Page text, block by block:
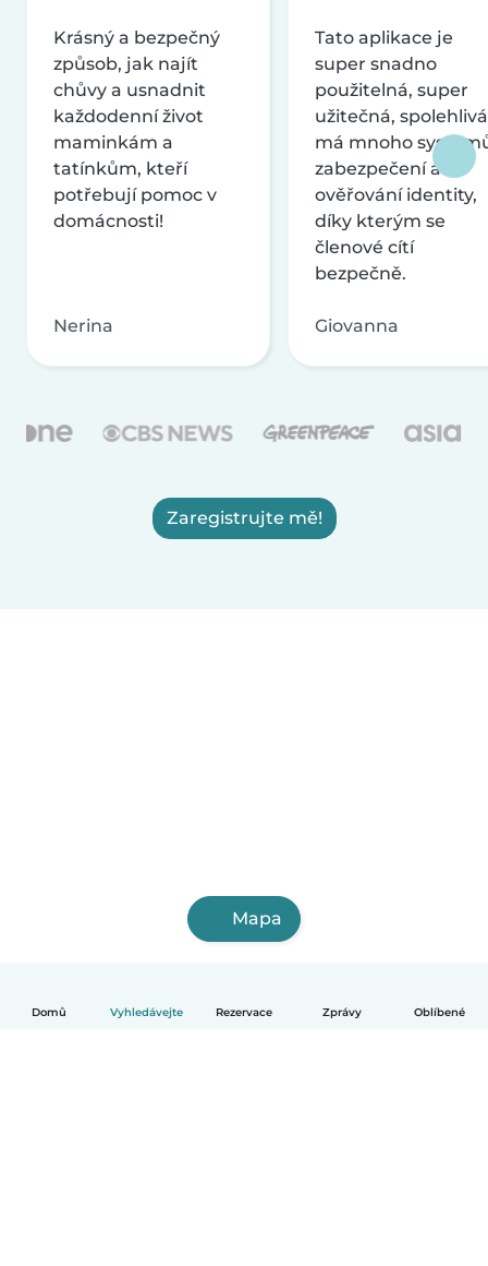
Domů Vyhledávejte Rezervace Zprávy Oblíbené
Krásný a bezpečný
způsob, jak najít
chůvy a usnadnit
každodenní život
maminkám a
tatínkům, kteří
potřebují pomoc v
domácnosti!
Nerina
Tato aplikace je
super snadno
použitelná, super
užitečná,
má mnoho
zabezpečení a
ověřování identity,
díky kterým se
členové cítí
bezpečně.
Giovanna
Zaregistrujte mě!
Mapa